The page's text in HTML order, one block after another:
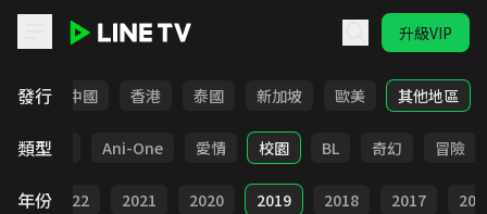
升級VIP
發行
韓國 中國 香港 泰國 新加坡 歐美 其他地區
類型
全部 Ani-One 愛情 校園 BL 奇幻 冒險
年份 2022 2021 2020 2019 2018 2017